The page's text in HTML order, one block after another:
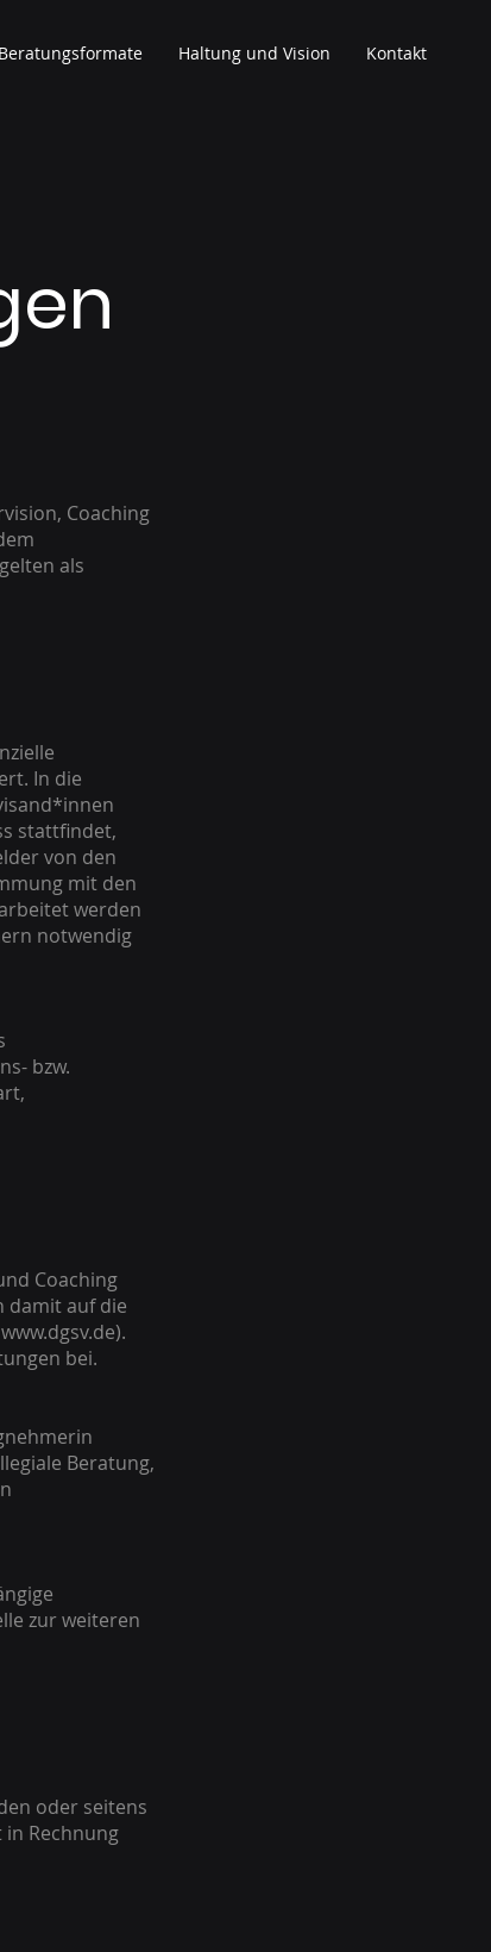
Beratungsformate Haltung und Vision Kontakt
Coaching
als
In die
stattfindet,
von den
mit den
werden
notwendig
bzw.
Coaching
damit auf die
www.dgsv.de).
bei.
Beratung,
zur weiteren
oder seitens
Rechnung